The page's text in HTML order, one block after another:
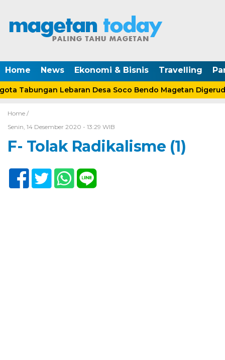
Home News Ekonomi & Bisnis Travelling
Tabungan Lebaran Desa Soco Bendo Magetan
Home /
Senin, 14 Desember 2020 - 13:29 WIB
F- Tolak Radikalisme (1)